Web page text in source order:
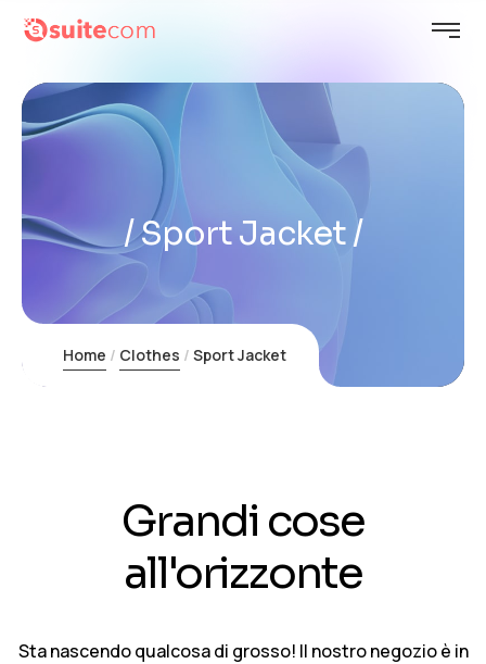
Sport Jacket
Home Clothes Sport Jacket
Grandi cose
all'orizzonte
Sta nascendo qualcosa di grosso! Il nostro negozio è in